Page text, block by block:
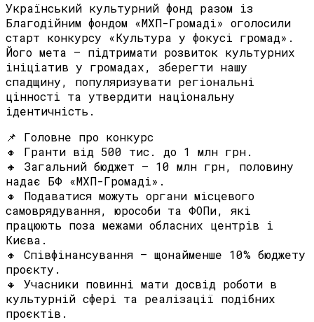
Український культурний фонд разом із
Благодійним фондом «МХП-Громаді» оголосили
старт конкурсу «Культура у фокусі громад».
Його мета – підтримати розвиток культурних
ініціатив у громадах, зберегти нашу
спадщину, популяризувати регіональні
цінності та утвердити національну
ідентичність.
📌 Головне про конкурс
🔸 Гранти від 500 тис. до 1 млн грн.
🔸 Загальний бюджет – 10 млн грн, половину
надає БФ «МХП-Громаді».
🔸 Подаватися можуть органи місцевого
самоврядування, юрособи та ФОПи, які
працюють поза межами обласних центрів і
Києва.
🔸 Співфінансування – щонайменше 10% бюджету
проєкту.
🔸 Учасники повинні мати досвід роботи в
культурній сфері та реалізації подібних
проєктів.